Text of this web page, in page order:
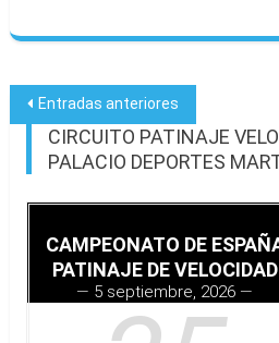
Navegación
Entradas anteriores
CIRCUITO PATINAJE
PALACIO DEPORTES
CAMPEONATO DE
PATINAJE DE VELOCIDAD
5 septiembre, 2026